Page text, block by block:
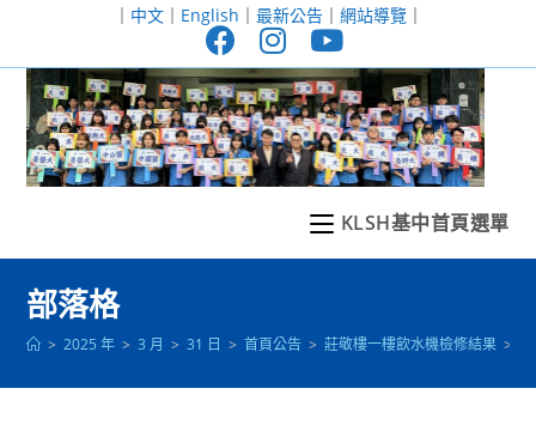
至
｜ 中文｜ English ｜ 最新公告｜ 網站導覽｜
KLSH基中首頁選單
部落格
> 2025 年 > 3 月 > 31 日 > 首頁公告 > 莊敬樓一樓飲水機檢修結果 >